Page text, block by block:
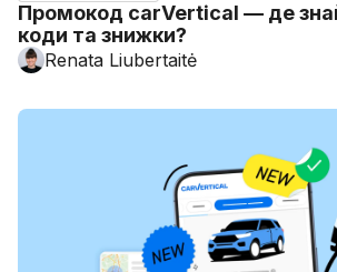
Промокод carVertical — де
коди та знижки?
Renata Liubertaitė